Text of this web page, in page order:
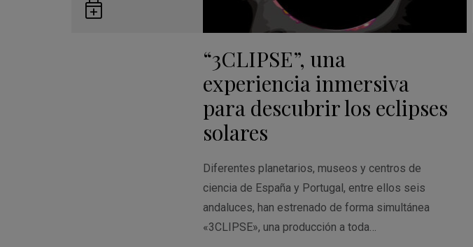
“3CLIPSE”, una
experiencia inmersiva
para descubrir los eclipses
solares
Diferentes planetarios, museos y centros de
ciencia de España y Portugal, entre ellos seis
andaluces, han estrenado de forma simultánea
«3CLIPSE», una producción a toda…